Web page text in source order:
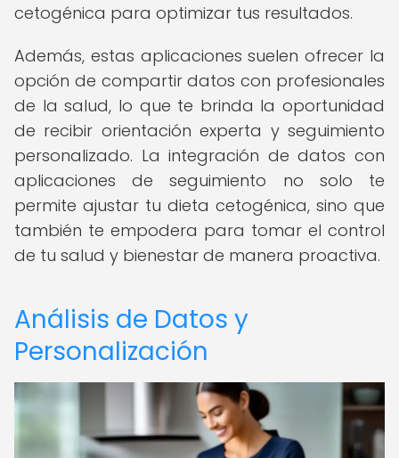
cetogénica para optimizar tus resultados.
Además, estas aplicaciones suelen ofrecer la
opción de compartir datos con profesionales
de la salud, lo que te brinda la oportunidad
de recibir orientación experta y seguimiento
personalizado. La integración de datos con
aplicaciones de seguimiento no solo te
permite ajustar tu dieta cetogénica, sino que
también te empodera para tomar el control
de tu salud y bienestar de manera proactiva.
Análisis de Datos y
Personalización